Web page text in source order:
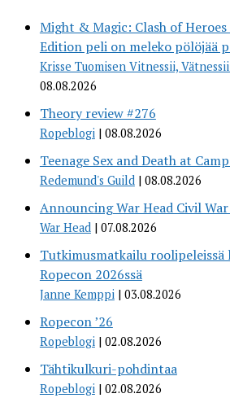
Might & Magic: Clash of
Edition peli on meleko pölöjää
Krisse Tuomisen Vitnessii,
08.08.2026
Theory review #276
Ropeblogi 08.08.2026
Teenage Sex and Death at
Redemund's Guild 08.08.2026
Announcing War Head Civil
War Head 07.08.2026
Tutkimusmatkailu
Ropecon 2026ssä
Janne Kemppi 03.08.2026
Ropecon ’26
Ropeblogi 02.08.2026
Tähtikulkuri-pohdintaa
Ropeblogi 02.08.2026